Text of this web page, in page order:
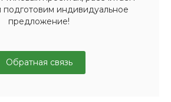
подготовим индивидуальное
предложение!
Обратная связь